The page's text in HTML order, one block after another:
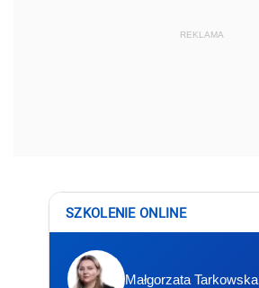
REKLAMA
SZKOLENIE ONLINE
Małgorzata Tarkowska